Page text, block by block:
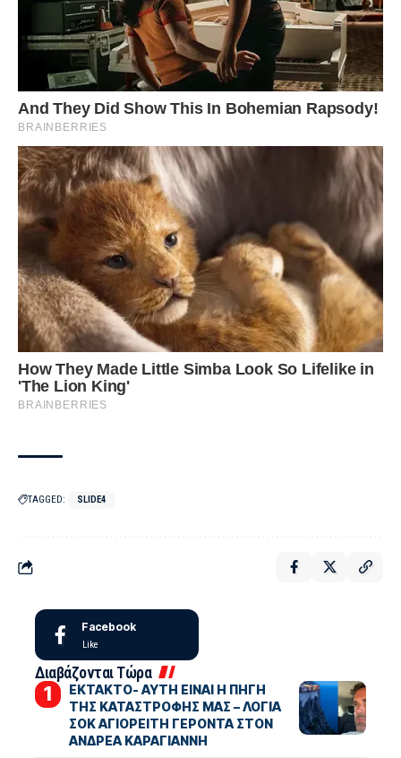
TAGGED: SLIDE4
Facebook
Like
Διαβάζονται Τώρα
ΕΚΤΑΚΤΟ- ΑΥΤΗ ΕΙΝΑΙ Η ΠΗΓΗ
ΤΗΣ ΚΑΤΑΣΤΡΟΦΗΣ ΜΑΣ – ΛΟΓΙΑ
ΣΟΚ ΑΓΙΟΡΕΙΤΗ ΓΕΡΟΝΤΑ ΣΤΟΝ
ΑΝΔΡΕΑ ΚΑΡΑΓΙΑΝΝΗ